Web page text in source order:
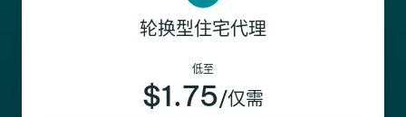
轮换型住宅代理
低至
$1.75/仅需